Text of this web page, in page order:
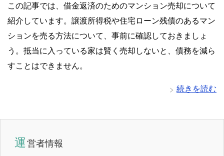
この記事では、借金返済のためのマンション売却について
紹介しています。譲渡所得税や住宅ローン残債のあるマン
ションを売る方法について、事前に確認しておきましょ
う。抵当に入っている家は賢く売却しないと、債務を減ら
すことはできません。
続きを読む
運 営者情報